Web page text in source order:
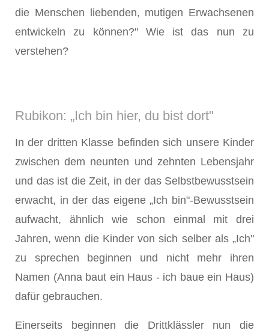
die Menschen liebenden, mutigen Erwachsenen
entwickeln zu können?" Wie ist das nun zu
verstehen?
Rubikon: „Ich bin hier, du bist dort"
In der dritten Klasse befinden sich unsere Kinder
zwischen dem neunten und zehnten Lebensjahr
und das ist die Zeit, in der das Selbstbewusstsein
erwacht, in der das eigene „Ich bin"-Bewusstsein
aufwacht, ähnlich wie schon einmal mit drei
Jahren, wenn die Kinder von sich selber als „Ich"
zu sprechen beginnen und nicht mehr ihren
Namen (Anna baut ein Haus - ich baue ein Haus)
dafür gebrauchen.
Einerseits beginnen die Drittklässler nun die